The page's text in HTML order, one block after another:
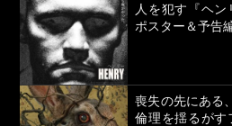
人を犯す『ヘン
ポスター＆予告
喪失の先にある
倫理を揺るがす